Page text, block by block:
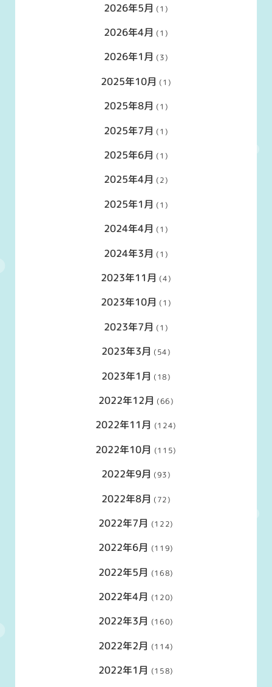
2026年5月 (1)
2026年4月 (1)
2026年1月 (3)
2025年10月 (1)
2025年8月 (1)
2025年7月 (1)
2025年6月 (1)
2025年4月 (2)
2025年1月 (1)
2024年4月 (1)
2024年3月 (1)
2023年11月 (4)
2023年10月 (1)
2023年7月 (1)
2023年3月 (54)
2023年1月 (18)
2022年12月 (66)
2022年11月 (124)
2022年10月 (115)
2022年9月 (93)
2022年8月 (72)
2022年7月 (122)
2022年6月 (119)
2022年5月 (168)
2022年4月 (120)
2022年3月 (160)
2022年2月 (114)
2022年1月 (158)